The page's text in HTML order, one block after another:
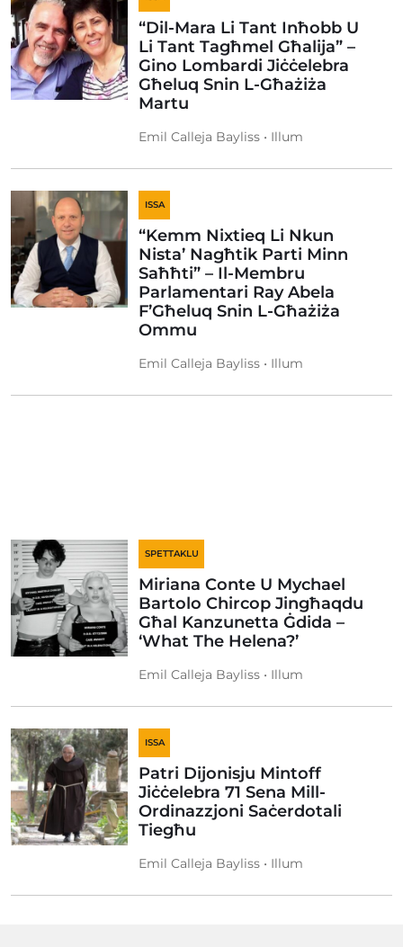
“Dil-Mara Li Tant Inħobb U
Li Tant Tagħmel Għalija” –
Gino Lombardi Jiċċelebra
Għeluq Snin L-Għażiża
Martu
Emil Calleja Bayliss • Illum
ISSA
“Kemm Nixtieq Li Nkun
Nista’ Nagħtik Parti Minn
Saħħti” – Il-Membru
Parlamentari Ray Abela
F’Għeluq Snin L-Għażiża
Ommu
Emil Calleja Bayliss • Illum
SPETTAKLU
Miriana Conte U Mychael
Bartolo Chircop Jingħaqdu
Għal Kanzunetta Ġdida –
‘What The Helena?’
Emil Calleja Bayliss • Illum
ISSA
Patri Dijonisju Mintoff
Jiċċelebra 71 Sena Mill-
Ordinazzjoni Saċerdotali
Tiegħu
Emil Calleja Bayliss • Illum